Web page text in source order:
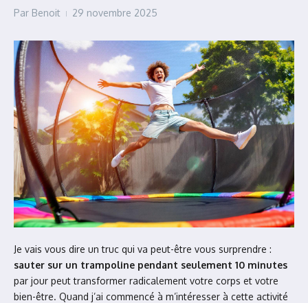
Par Benoit 29 novembre 2025
Je vais vous dire un truc qui va peut-être vous surprendre :
sauter sur un trampoline pendant seulement 10 minutes
par jour peut transformer radicalement votre corps et votre
bien-être. Quand j’ai commencé à m’intéresser à cette activité